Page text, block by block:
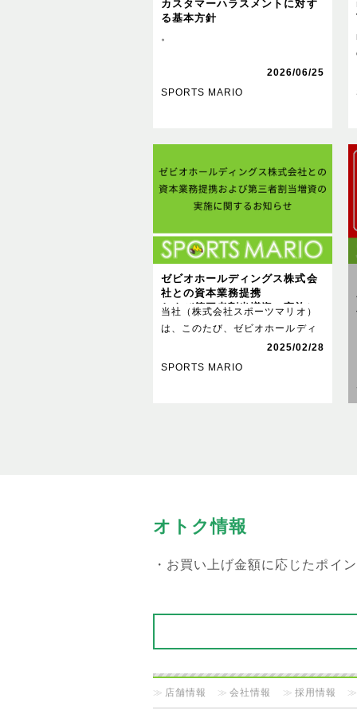
カスタマーハラスメントに対す
る基本方針
。
2026/06/25
SPORTS MARIO
ゼビオホールディングス株式会
社との資本業務提携
および第三者割当増資の実施に
関するお知らせ
当社（株式会社スポーツマリオ）
は、このたび、ゼビオホールディ
ングス株式会社（以下、ゼビオ。
2025/02/28
SPORTS MARIO
オトク情報
・お買い上げ金額に応じたポイ
店舗情報 会社情報 採用情報